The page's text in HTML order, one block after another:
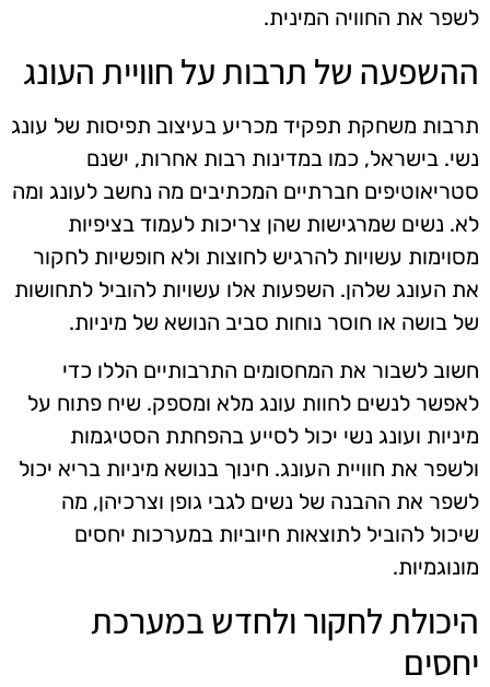
לשפר את החוויה המינית.
ההשפעה של תרבות על חוויית העונג
תרבות משחקת תפקיד מכריע בעיצוב תפיסות של עונג
נשי. בישראל, כמו במדינות רבות אחרות, ישנם
סטריאוטיפים חברתיים המכתיבים מה נחשב לעונג ומה
לא. נשים שמרגישות שהן צריכות לעמוד בציפיות
מסוימות עשויות להרגיש לחוצות ולא חופשיות לחקור
את העונג שלהן. השפעות אלו עשויות להוביל לתחושות
של בושה או חוסר נוחות סביב הנושא של מיניות.
חשוב לשבור את המחסומים התרבותיים הללו כדי
לאפשר לנשים לחוות עונג מלא ומספק. שיח פתוח על
מיניות ועונג נשי יכול לסייע בהפחתת הסטיגמות
ולשפר את חוויית העונג. חינוך בנושא מיניות בריא יכול
לשפר את ההבנה של נשים לגבי גופן וצרכיהן, מה
שיכול להוביל לתוצאות חיוביות במערכות יחסים
מונוגמיות.
היכולת לחקור ולחדש במערכת
יחסים